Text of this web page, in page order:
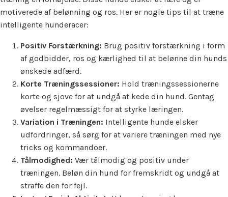
motiverede af belønning og ros. Her er nogle tips til at træne
intelligente hunderacer:
Positiv Forstærkning: Brug positiv forstærkning i form
af godbidder, ros og kærlighed til at belønne din hunds
ønskede adfærd.
Korte Træningssessioner: Hold træningssessionerne
korte og sjove for at undgå at kede din hund. Gentag
øvelser regelmæssigt for at styrke læringen.
Variation i Træningen: Intelligente hunde elsker
udfordringer, så sørg for at variere træningen med nye
tricks og kommandoer.
Tålmodighed: Vær tålmodig og positiv under
træningen. Beløn din hund for fremskridt og undgå at
straffe den for fejl.